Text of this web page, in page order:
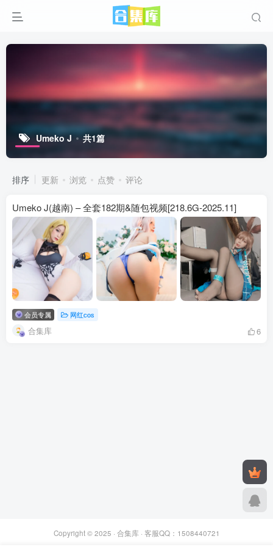
Umeko J 共1篇
排序 更新 浏览 点赞 评论
Umeko J(越南) – 全套182期&随包视频[218.6G-2025.11]
会员专属 网红cos
合集库 6
Copyright © 2025 · 合集库· 客服QQ：1508440721